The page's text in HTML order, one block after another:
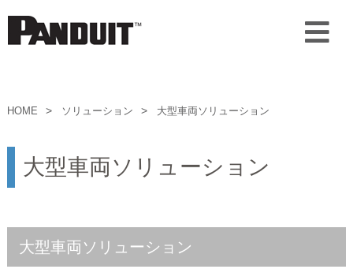
HOME ソリューション 大型車両ソリューション
大型車両ソリューション
大型車両ソリューション